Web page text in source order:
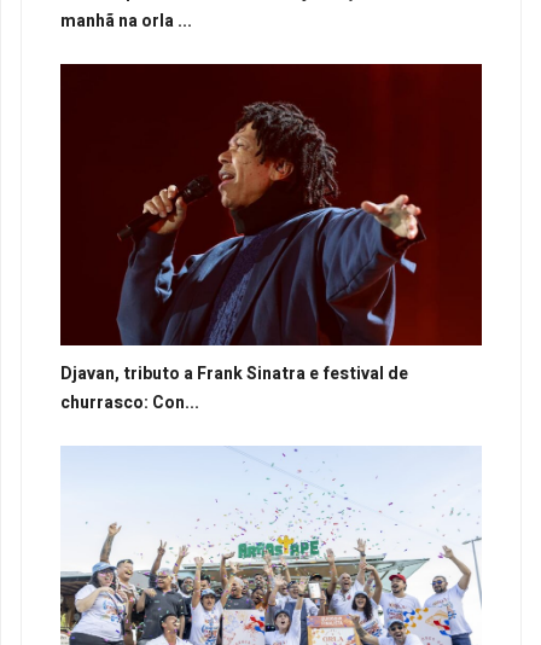
manhã na orla ...
Djavan, tributo a Frank Sinatra e festival de
churrasco: Con...